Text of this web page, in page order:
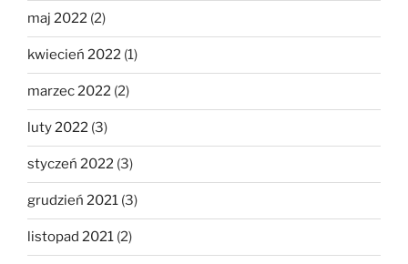
maj 2022 (2)
kwiecień 2022 (1)
marzec 2022 (2)
luty 2022 (3)
styczeń 2022 (3)
grudzień 2021 (3)
listopad 2021 (2)